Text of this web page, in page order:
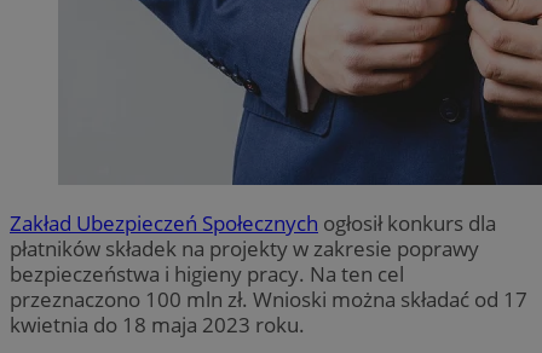
Zakład Ubezpieczeń Społecznych ogłosił konkurs dla
płatników składek na projekty w zakresie poprawy
bezpieczeństwa i higieny pracy. Na ten cel
przeznaczono 100 mln zł. Wnioski można składać od 17
kwietnia do 18 maja 2023 roku.